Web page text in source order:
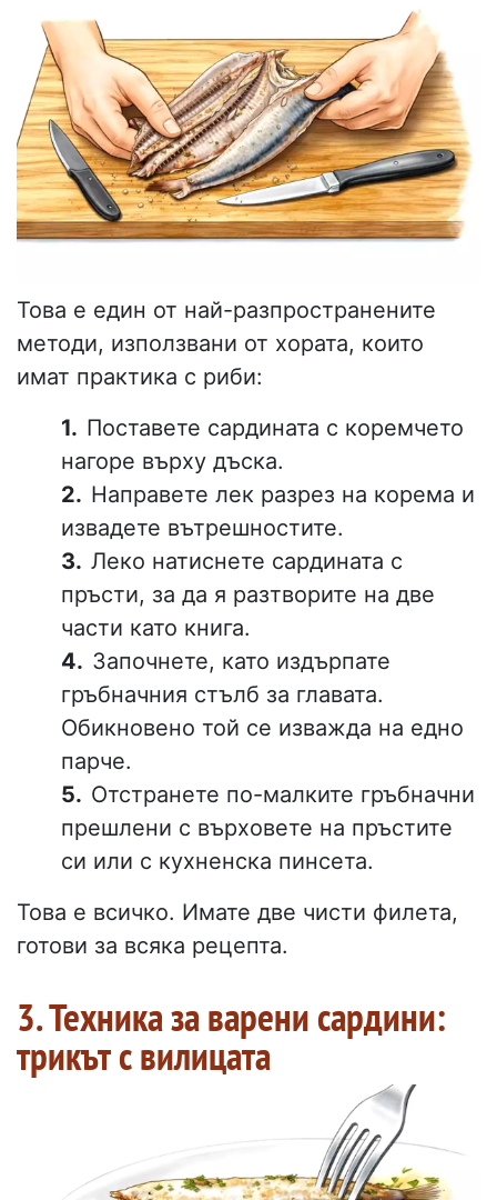
Това е един от най-разпространените
методи, използвани от хората, които
имат практика с риби:
Поставете сардината с коремчето
нагоре върху дъска.
Направете лек разрез на корема и
извадете вътрешностите.
Леко натиснете сардината с
пръсти, за да я разтворите на две
части като книга.
Започнете, като издърпате
гръбначния стълб за главата.
Обикновено той се изважда на едно
парче.
Отстранете по-малките гръбначни
прешлени с върховете на пръстите
си или с кухненска пинсета.
Това е всичко. Имате две чисти филета,
готови за всяка рецепта.
3. Техника за варени сардини:
трикът с вилицата